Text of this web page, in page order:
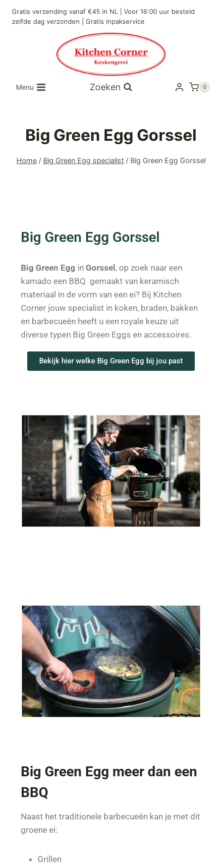
Gratis verzending vanaf €45 in NL | Voor 16:00 uur besteld
zelfde dag verzonden | Gratis inpakservice
Menu Zoeken 0
Big Green Egg Gorssel
Home / Big Green Egg specialist / Big Green Egg Gorssel
Big Green Egg Gorssel
Big Green Egg in Gorssel , op zoek naar een
kamado een BBQ gemaakt van keramisch
materiaal in de vorm van een ei? Bij Kitchen
Corner jouw specialist in koken, braden, bakken
en barbecueën heeft u een royale keuze uit
diverse typen Big Green Eggs en accessoires.
Bekijk hier welke Big Green Egg bij jou past
Big Green Egg meer dan een
BBQ
Naast het traditionele barbecueën kan je met dit
groene ei:
Grillen